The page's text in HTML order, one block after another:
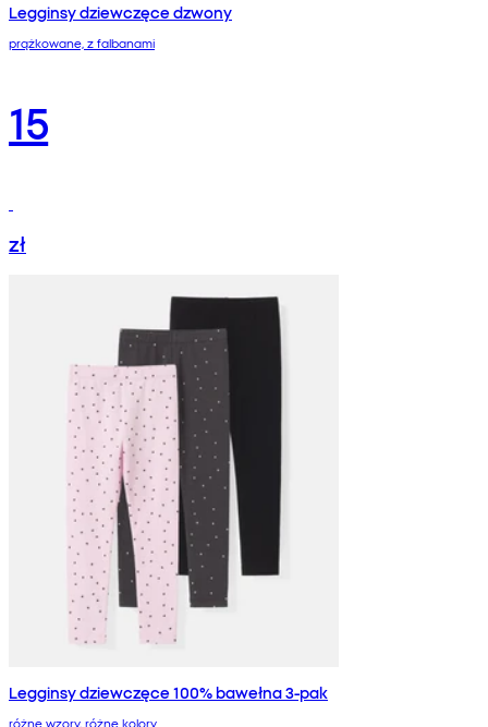
Legginsy dziewczęce dzwony
prążkowane, z falbanami
15
zł
Legginsy dziewczęce 100% bawełna 3-pak
różne wzory, różne kolory